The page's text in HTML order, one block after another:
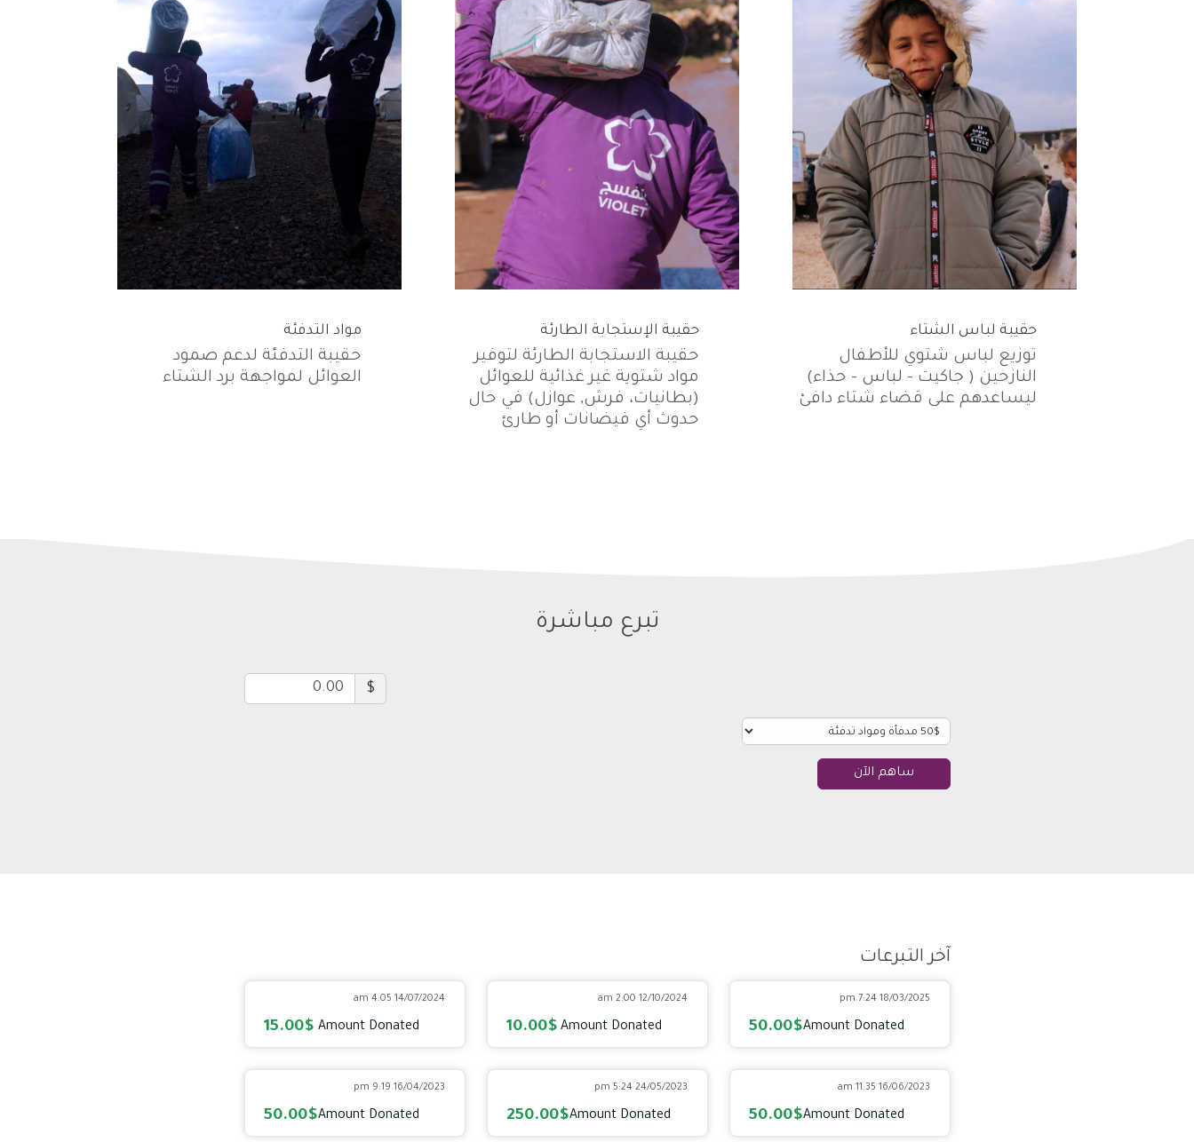
حقيبة لباس الشتاء
توزيع لباس شتوي للأطفال
النازحين ( جاكيت – لباس – حذاء)
ليساعدهم على قضاء شتاء دافئ
حقيبة الإستجابة الطارئة
حقيبة الاستجابة الطارئة لتوفير
مواد شتوية غير غذائية للعوائل
(بطانيات، فرش, عوازل) في حال
حدوث أي فيضانات أو طارئ
مواد التدفئة
حقيبة التدفئة لدعم صمود
العوائل لمواجهة برد الشتاء
تبرع مباشرة
$
ساهم الآن
آخر التبرعات
18/03/2025 7:24 pm
Amount Donated
50.00$
12/10/2024 2:00 am
Amount Donated
10.00$
14/07/2024 4:05 am
Amount Donated
15.00$
16/06/2023 11:35 am
Amount Donated
50.00$
24/05/2023 5:24 pm
Amount Donated
250.00$
16/04/2023 9:19 pm
Amount Donated
50.00$